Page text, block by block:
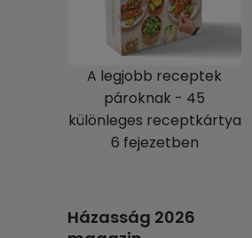
A legjobb receptek
pároknak - 45
különleges receptkártya
6 fejezetben
Házasság 2026